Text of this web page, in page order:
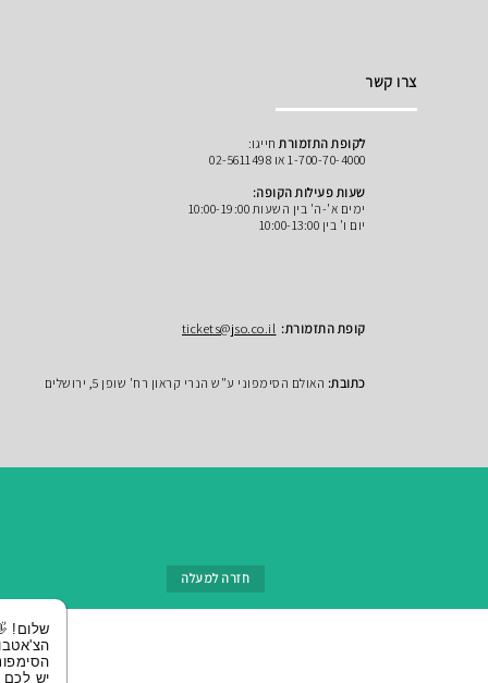
לקופת התזמורתחייגו:
1-700-70-4000 או 02-5611498
שעות פעילות הקופה:
ימים א'-ה' בין השעות 10:00-19:00
קופת התזמורת: tickets@jso.co.il
האולם הסימפוני ע"ש הנרי קראון רח' שופן 5, ירושלים
חזרה למעלה
שלום! 👋 אני
הצ'אטבוט של
הסימפונית
יש לכם שאלות?